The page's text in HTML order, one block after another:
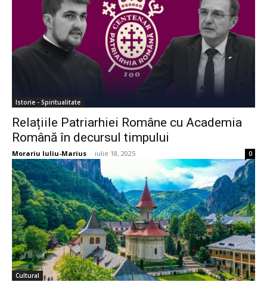
Istorie - Spiritualitate
Relațiile Patriarhiei Române cu Academia
Română în decursul timpului
Morariu Iuliu-Marius - iulie 18, 2025 0
Cultural